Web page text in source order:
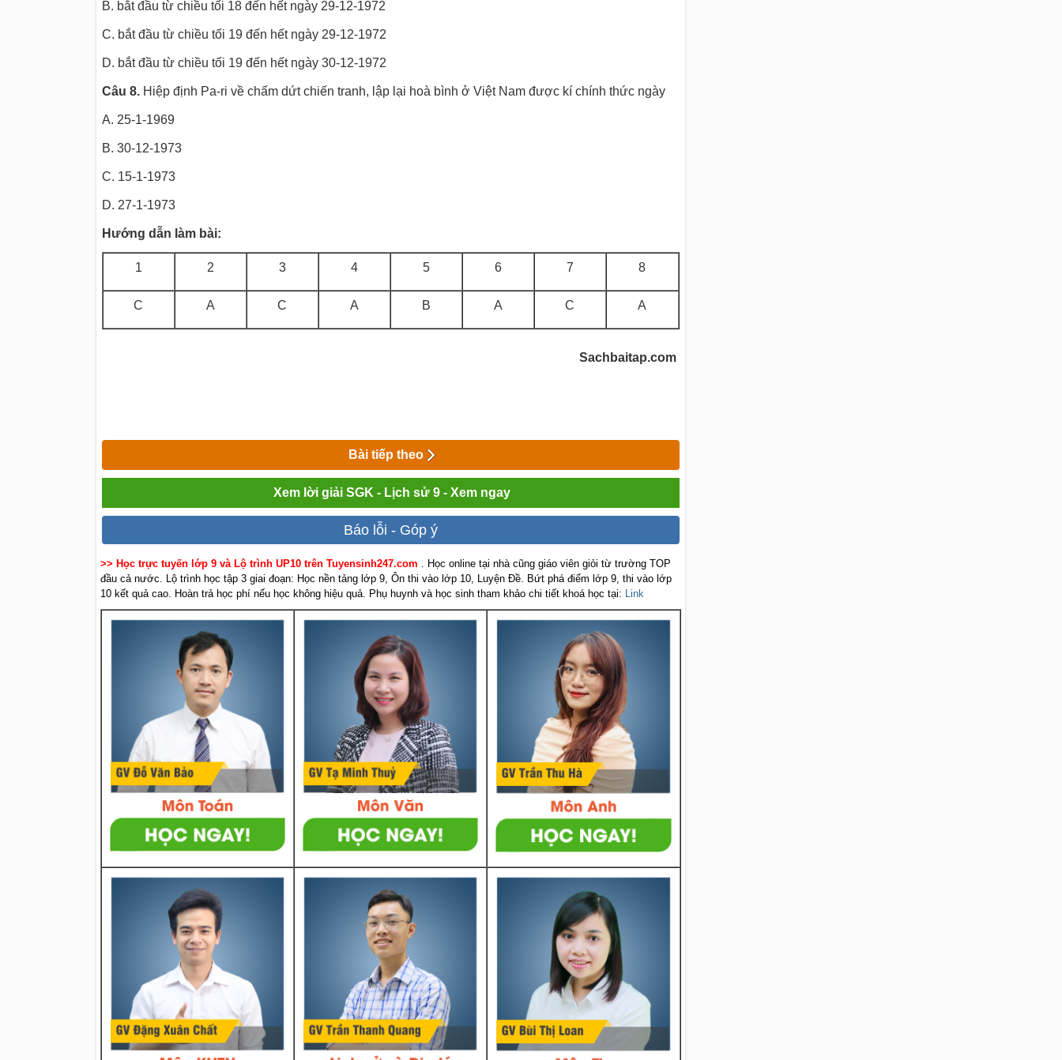
B. bắt đầu từ chiều tối 18 đến hết ngày 29-12-1972
C. bắt đầu từ chiều tối 19 đến hết ngày 29-12-1972
D. bắt đầu từ chiều tối 19 đến hết ngày 30-12-1972
Câu 8.Hiệp định Pa-ri về chấm dứt chiến tranh, lập lại hoà bình ở Việt Nam được kí chính thức ngày
A. 25-1-1969
B. 30-12-1973
C. 15-1-1973
D. 27-1-1973
Hướng dẫn làm bài:
1 2 3 4 5 6 7 8
C A C A B A C A
Sachbaitap.com
Bài tiếp theo
Xem lời giải SGK - Lịch sử 9 - Xem ngay
Báo lỗi - Góp ý
>> Học trực tuyến lớp 9 và Lộ trình UP10 trên Tuyensinh247.com
. Học online tại nhà cũng giáo viên giỏi từ trường TOP
đầu cả nước. Lộ trình học tập 3 giai đoạn: Học nền tảng lớp 9, Ôn thi vào lớp 10, Luyện Đề. Bứt phá điểm lớp 9, thi vào lớp
10 kết quả cao. Hoàn trả học phí nếu học không hiệu quả. Phụ huynh và học sinh tham khảo chi tiết khoá học tại: Link